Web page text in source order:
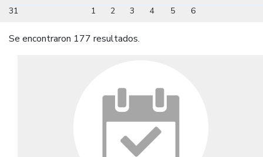
31
1 2 3 4 5 6
Se encontraron 177 resultados.